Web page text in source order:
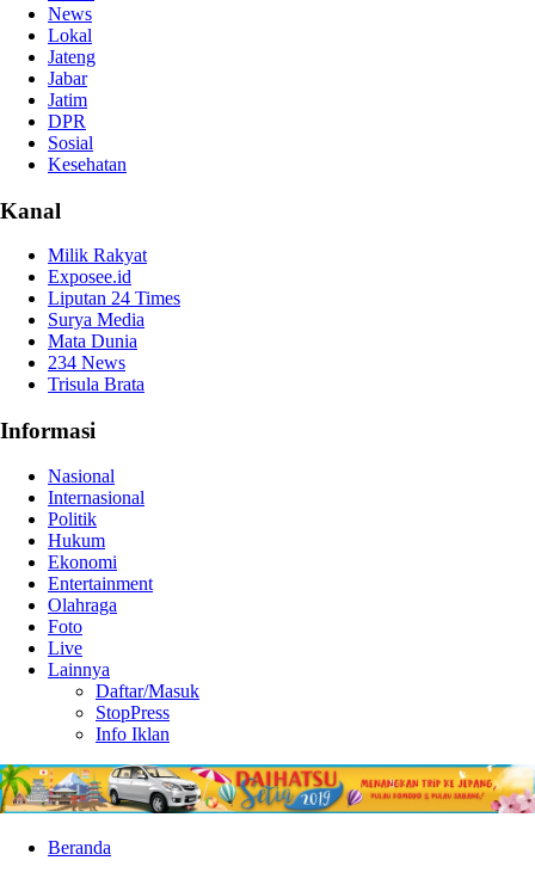
News
Lokal
Jateng
Jabar
Jatim
DPR
Sosial
Kesehatan
Kanal
Milik Rakyat
Exposee.id
Liputan 24 Times
Surya Media
Mata Dunia
234 News
Trisula Brata
Informasi
Nasional
Internasional
Politik
Hukum
Ekonomi
Entertainment
Olahraga
Foto
Live
Lainnya
Daftar/Masuk
StopPress
Info Iklan
Beranda